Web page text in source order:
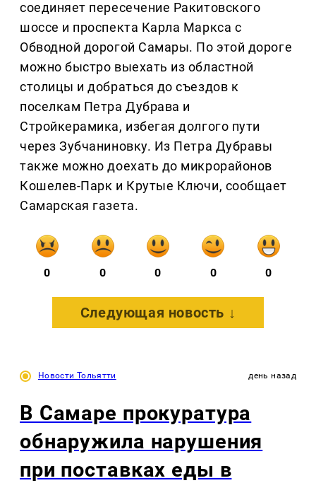
соединяет пересечение Ракитовского
шоссе и проспекта Карла Маркса с
Обводной дорогой Самары. По этой дороге
можно быстро выехать из областной
столицы и добраться до съездов к
поселкам Петра Дубрава и
Стройкерамика, избегая долгого пути
через Зубчаниновку. Из Петра Дубравы
также можно доехать до микрорайонов
Кошелев-Парк и Крутые Ключи, сообщает
Самарская газета.
0 0 0 0 0
Следующая новость ↓
Новости Тольятти день назад
В Самаре прокуратура
обнаружила нарушения
при поставках еды в